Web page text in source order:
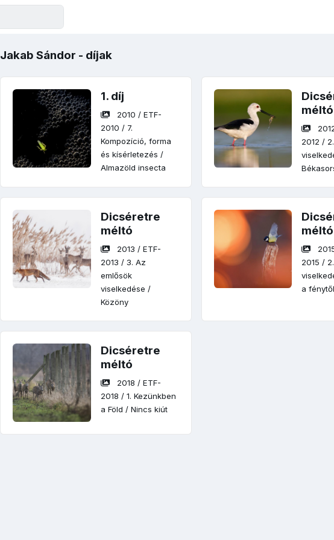
Jakab Sándor - díjak
1. díj
2010 / ETF-
2010 / 7.
Kompozíció, forma
és kísérletezés /
Almazöld insecta
méltó
2012 /
Dicséretre
méltó
2013 / ETF-
2013 / 3. Az
emlősök
viselkedése /
Közöny
méltó
2015 /
a fénytől
Dicséretre
méltó
2018 / ETF-
2018 / 1. Kezünkben
a Föld / Nincs kiút